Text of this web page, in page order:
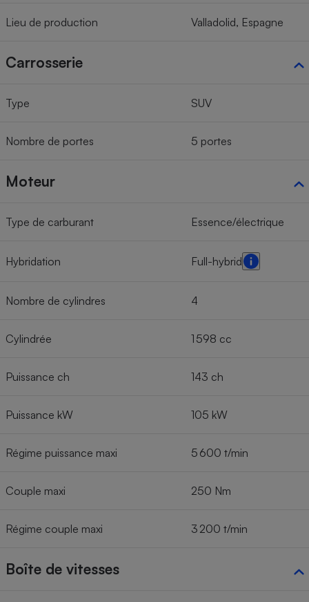
Lieu de production Valladolid, Espagne
Carrosserie
Type SUV
Nombre de portes 5 portes
Moteur
Type de carburant Essence/électrique
Hybridation Full-hybrid
Nombre de cylindres 4
Cylindrée 1 598 cc
Puissance ch 143 ch
Puissance kW 105 kW
Régime puissance maxi 5 600 t/min
Couple maxi 250 Nm
Régime couple maxi 3 200 t/min
Boîte de vitesses